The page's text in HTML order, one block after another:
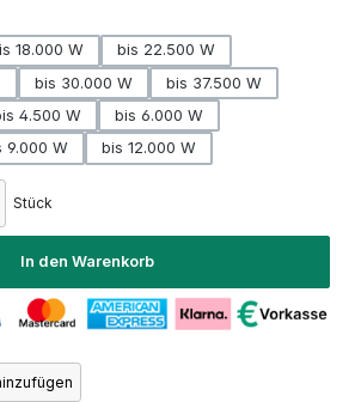
18.000 W
bis 22.500 W
bis 30.000 W
bis 37.500 W
4.500 W
bis 6.000 W
9.000 W bis 12.000 W
Stück
In den Warenkorb